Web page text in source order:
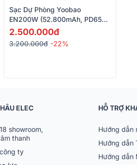
Sạc Dự Phòng Yoobao
EN200W (52.800mAh, PD65W,
220V/200W)
2.500.000đ
3.200.000đ -22%
ELEC
showroom,
thanh
ty
HỖ TRỢ
Hướng dẫn
Hướng dẫn
Hướng dẫn